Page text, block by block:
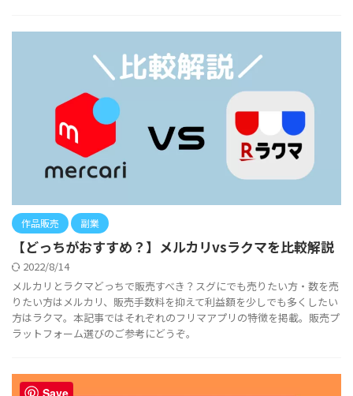
作品販売 副業
【どっちがおすすめ？】メルカリvsラクマを比較解説
2022/8/14
メルカリとラクマどっちで販売すべき？スグにでも売りたい方・数を売
りたい方はメルカリ、販売手数料を抑えて利益額を少しでも多くしたい
方はラクマ。本記事ではそれぞれのフリマアプリの特徴を掲載。販売プ
ラットフォーム選びのご参考にどうぞ。
Save